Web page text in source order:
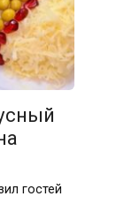
гостей